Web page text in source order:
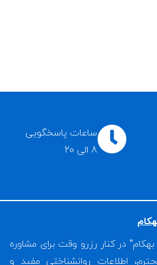
ساعات پاسخگویی
8 الی 20
در کنار رزرو وقت برای مشاوره
اطلاعات روانشناختی مفید و